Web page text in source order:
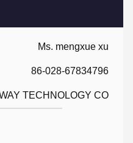
Ms. mengxue xu
86-028-67834796
TECHNOLOGY CO